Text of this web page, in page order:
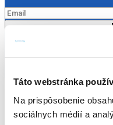
Táto webstránka
Na prispôsobenie
sociálnych médií a
Adresa kliniky